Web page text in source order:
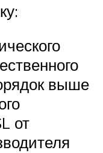
выше
от